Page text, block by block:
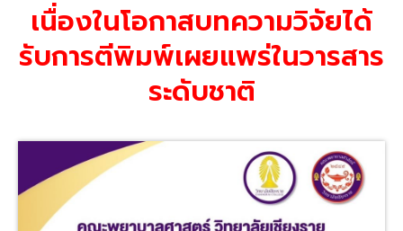
เนื่องในโอกาสบทความวิจัยได้
รับการตีพิมพ์เผยแพร่ในวารสาร
ระดับชาติ